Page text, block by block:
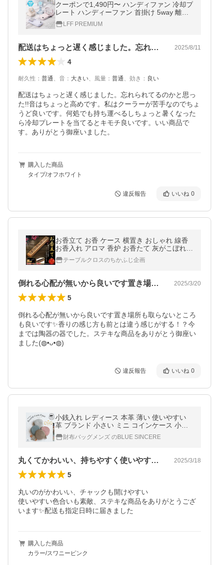
クーポンで1,490円〜 ハンディファン 冷却プ
レート ハンディーファン 首掛け 5way 離乳
食 冷ます 卓上扇風機 首かけ扇風機 小型扇風
機 携帯扇風機 首掛け扇風機
LFF PREMIUM
配送はちょっと遅く感じました。忘れられ… 2025/8/11
4
耐久性 ： 普通、 音 ： 大きい、 風量 ： 普通、 効き ： 良い
配送はちょっと遅く感じました。忘れられてるのかと思っ
た!!音はちょっと高めです。私はクーラーが苦手なのでちょ
うど良いです。何処でも持ち運べるしちょっと暑くなった
ら冷却プレートを当てるとキモチ良いです。いい商品で
す。ありがとう御座いました。
購入した商品
タイプ/オフホワイト
違反報告 いいね 0
お香立て お香 ケース 横置き おしゃれ 線香
お香入れ アロマ 香炉 お香たて 灰がこぼれな
い テーブルクロスのちかふじ企画
倒れる心配が無いから良いです置き場所も… 2025/3/20
5
倒れる心配が無いから良いです置き場所も取らないところ
も良いです✨香りの感じ方も前とは違う感じがする！？今
までは陶器の器でした。ステキな商品をありがとう御座い
ました(⁠◍⁠•⁠ᴗ⁠•⁠◍⁠)
違反報告 いいね 0
小銭入れ レディース 本革 薄い 使いやすい
革 ブランド 小さい ミニ コインケース 小銭
ケース ベジタブルタンニン鞣し シュリンク
レザー 20代 30代 40代 CC9
財布バッグメンズ のBLUE SINCERE
丸くてかわいい、持ちやすく使いやすいです 2025/3/18
5
丸いのがかわいい、チャックも開けやすい
使いやすい色合いも素敵、ステキな商品をありがとうござ
います✨配送も指定日時に届きました
購入した商品
カラー/スワニーピンク